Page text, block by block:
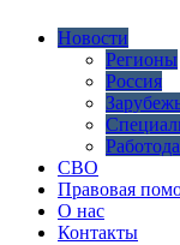
Новости
Регионы
Россия
СВО
Правовая
О нас
Контакты